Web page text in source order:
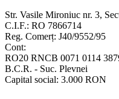
Str. Vasile Mironiuc nr. 3,
C.I.F.: RO 7866714
Reg. Comerț: J40/9552/95
Cont:
RO20 RNCB 0071 0114
B.C.R. - Suc. Plevnei
Capital social: 3.000 RON